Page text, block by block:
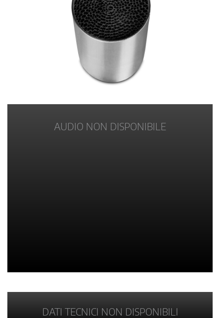
AUDIO NON DISPONIBILE
DATI TECNICI NON DISPONIBILI